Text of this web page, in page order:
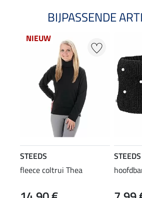
BIJPASSENDE
NIEUW
STEEDS
fleece coltrui Thea
STEEDS